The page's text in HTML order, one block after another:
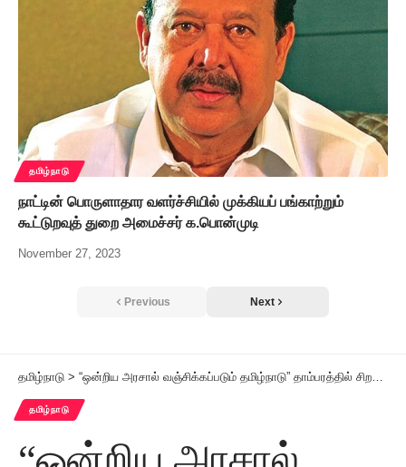
தமிழ்நாடு
நாட்டின் பொருளாதார வளர்ச்சியில் முக்கியப் பங்காற்றும்
கூட்டுறவுத் துறை அமைச்சர் க.பொன்முடி
November 27, 2023
Previous Next
தமிழ்நாடு > “ஒன்றிய அரசால் வஞ்சிக்கப்படும் தமிழ்நாடு” தாம்பரத்தில் சிறப்புக் கூட்டம்
தமிழ்நாடு